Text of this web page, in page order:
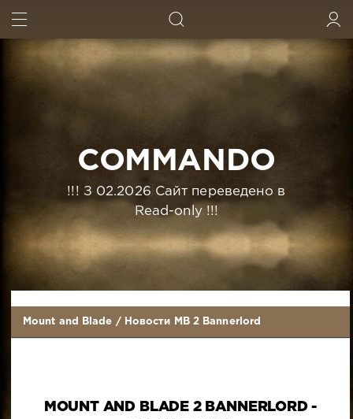
COMMANDO
!!! З 02.2026 Сайт переведено в
Read-only !!!
Mount and Blade / Новости MB 2 Bannerlord
MOUNT AND BLADE 2 BANNERLORD -